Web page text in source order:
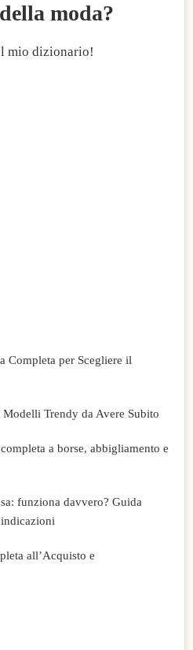
moda?
mio dizionario!
Completa per Scegliere il
Trendy da Avere Subito
a borse, abbigliamento e
funziona davvero? Guida
all’Acquisto e